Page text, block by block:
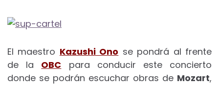
El maestro Kazushi Ono se pondrá al frente
de la OBC para conducir este concierto
donde se podrán escuchar obras de Mozart,